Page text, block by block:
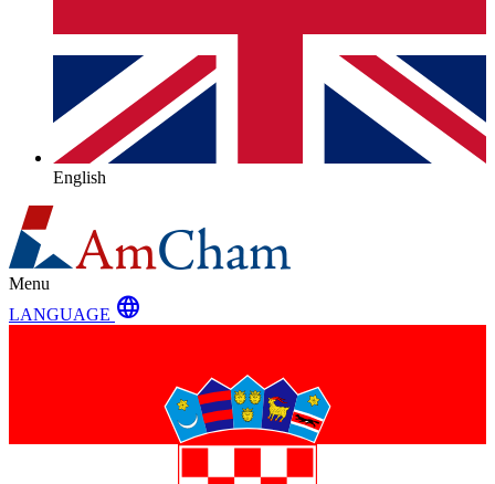
English
Menu
LANGUAGE language